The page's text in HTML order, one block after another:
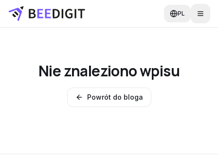
PL
Nie znaleziono wpisu
Powrót do bloga